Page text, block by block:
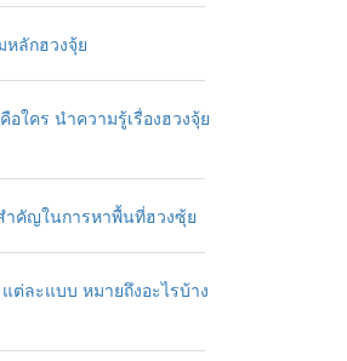
หลักฮวงจุ้ย
ใคร นำความรู้เรื่องฮวงจุ้ย
ำคัญในการหาพื้นที่ฮวงซุ้ย
ต่ละแบบ หมายถึงอะไรบ้าง